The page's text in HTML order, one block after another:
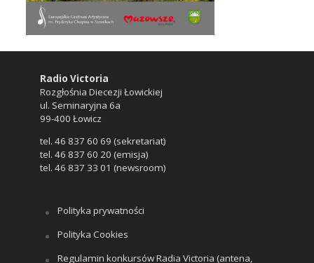
Radio Victoria
Rozgłośnia Diecezji Łowickiej
ul. Seminaryjna 6a
99-400 Łowicz
tel. 46 837 60 69 (sekretariat)
tel. 46 837 60 20 (emisja)
tel. 46 837 33 01 (newsroom)
Polityka prywatności
Polityka Cookies
Regulamin konkursów Radia Victoria (antena,